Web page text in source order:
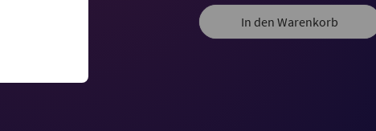
Volume
90%
In den Warenkorb